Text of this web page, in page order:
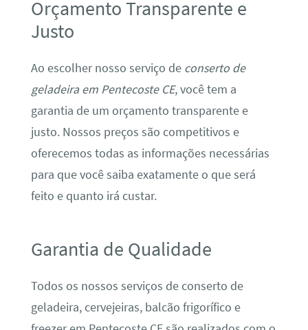
Orçamento Transparente e
Justo
Ao escolher nosso serviço de conserto de
geladeira em Pentecoste CE, você tem a
garantia de um orçamento transparente e
justo. Nossos preços são competitivos e
oferecemos todas as informações necessárias
para que você saiba exatamente o que será
feito e quanto irá custar.
Garantia de Qualidade
Todos os nossos serviços de conserto de
geladeira, cervejeiras, balcão frigorífico e